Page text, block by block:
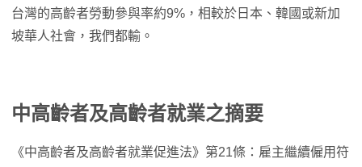
台灣的高齡者勞動參與率約9%，相較於日本、韓國或新加
坡華人社會，我們都輸。
中高齡者及高齡者就業之摘要
《中高齡者及高齡者就業促進法》第21條：雇主繼續僱用符